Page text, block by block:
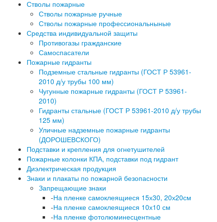
Стволы пожарные
Стволы пожарные ручные
Стволы пожарные профессиональныные
Средства индивидуальной защиты
Противогазы гражданские
Самоспасатели
Пожарные гидранты
Подземные стальные гидранты (ГОСТ Р 53961-
2010 д/у трубы 100 мм)
Чугунные пожарные гидранты (ГОСТ Р 53961-
2010)
Гидранты стальные (ГОСТ Р 53961-2010 д/у трубы
125 мм)
Уличные надземные пожарные гидранты
(ДОРОШЕВСКОГО)
Подставки и крепления для огнетушителей
Пожарные колонки КПА, подставки под гидрант
Диэлектрическая продукция
Знаки и плакаты по пожарной безопасности
Запрещающие знаки
-На пленке самоклеящиеся 15х30, 20х20см
-На пленке самоклеящиеся 10х10 см
-На пленке фотолюминесцентные